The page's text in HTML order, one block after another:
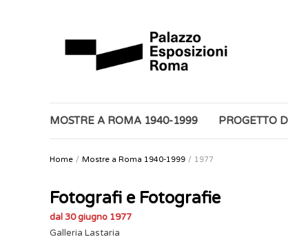
MOSTRE A ROMA 1940-1999 PROGETTO
Home Mostre a Roma 1940-1999 1977
Fotografi e Fotografie
dal 30 giugno 1977
Galleria Lastaria